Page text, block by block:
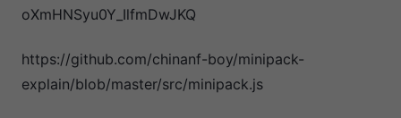
oXmHNSyu0Y_IlfmDwJKQ
https://github.com/chinanf-boy/minipack-
explain/blob/master/src/minipack.js